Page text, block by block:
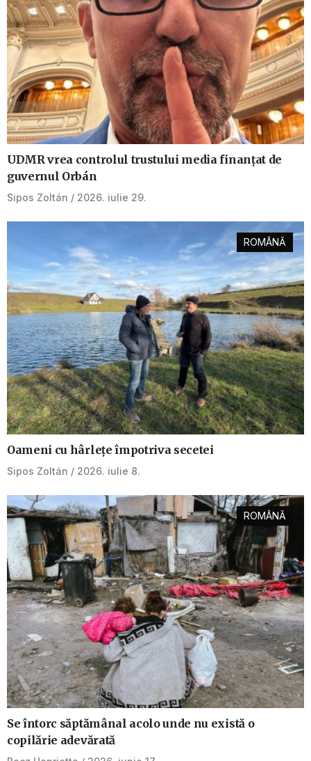
UDMR vrea controlul trustului media finanțat de
guvernul Orbán
Sipos Zoltán 2026. iulie 29.
ROMÂNĂ
Oameni cu hârlețe împotriva secetei
Sipos Zoltán 2026. iulie 8.
ROMÂNĂ
Se întorc săptămânal acolo unde nu există o
copilărie adevărată